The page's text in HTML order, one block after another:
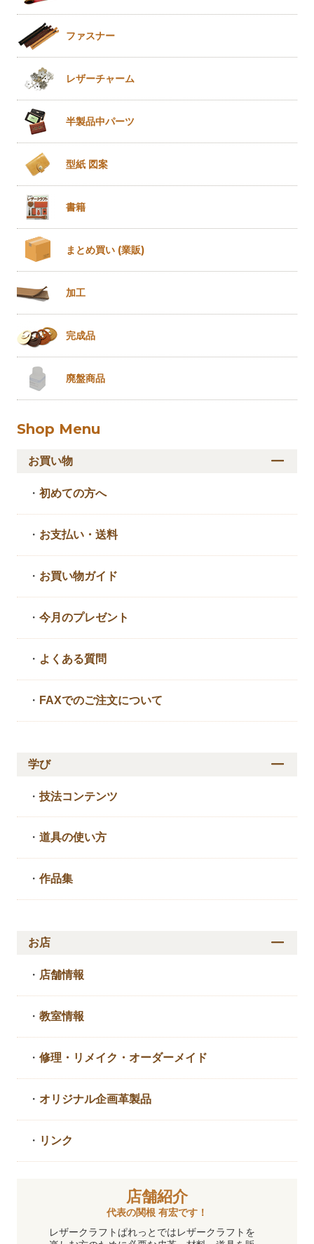
ファスナー
レザーチャーム
半製品中パーツ
型紙 図案
書籍
まとめ買い (業販)
加工
完成品
廃盤商品
Shop Menu
お買い物
・初めての方へ
・ お支払い・送料
・ お買い物ガイド
・今月のプレゼント
・ よくある質問
・ FAXでのご注文について
学び
・技法コンテンツ
・道具の使い方
・作品集
お店
・ 店舗情報
・教室情報
・修理・リメイク・ オーダーメイド
・ オリジナル企画革製品
・ リンク
店舗紹介
代表の関根 有宏です！
レザークラフトぱれっとではレザークラフトを